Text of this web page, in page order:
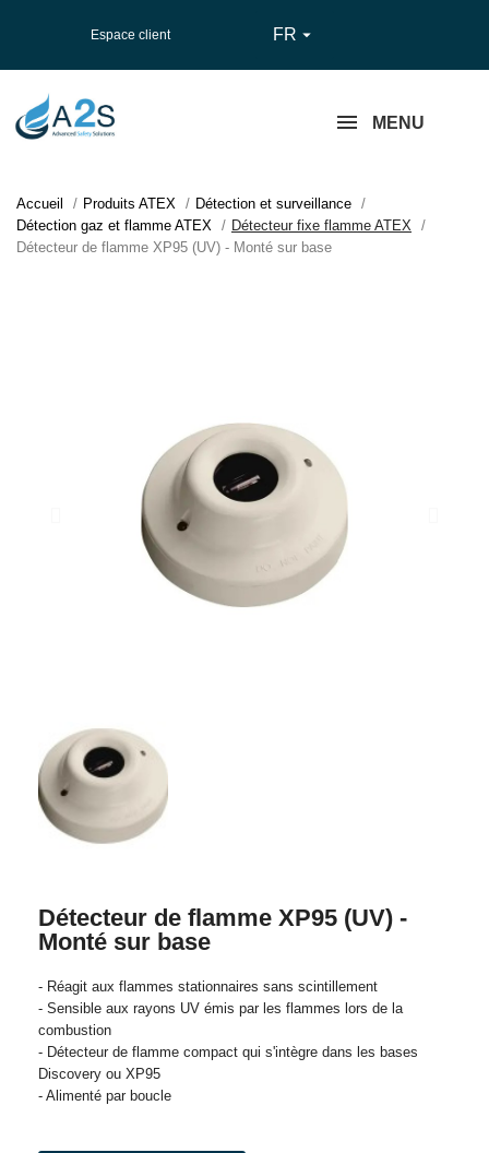
Espace client FR 
MENU
Accueil Produits ATEX
Détection et surveillance
Détection gaz et flamme ATEX
Détecteur fixe flamme ATEX
Détecteur de flamme XP95 (UV) - Monté sur base
Détecteur de flamme XP95 (UV) -
Monté sur base
- Réagit aux flammes stationnaires sans scintillement
- Sensible aux rayons UV émis par les flammes lors de la
combustion
- Détecteur de flamme compact qui s'intègre dans les bases
Discovery ou XP95
- Alimenté par boucle